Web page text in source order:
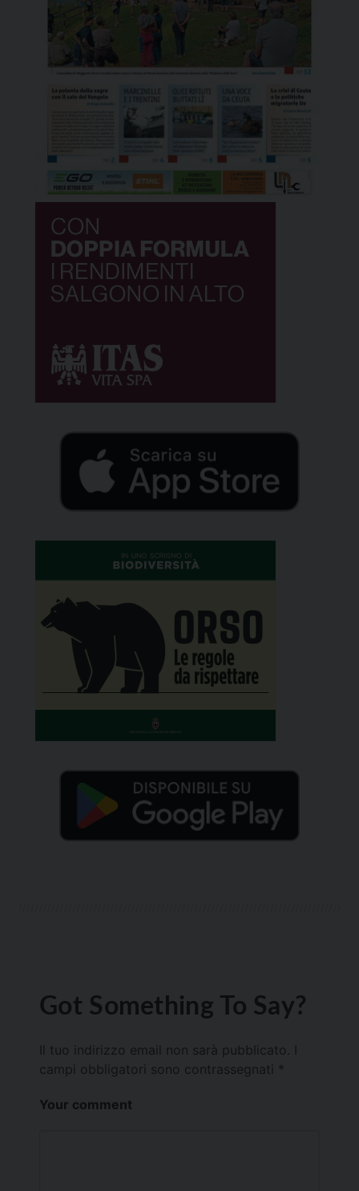
Got Something To Say?
Il tuo indirizzo email non sarà pubblicato.
campi obbligatori sono contrassegnati *
Your comment